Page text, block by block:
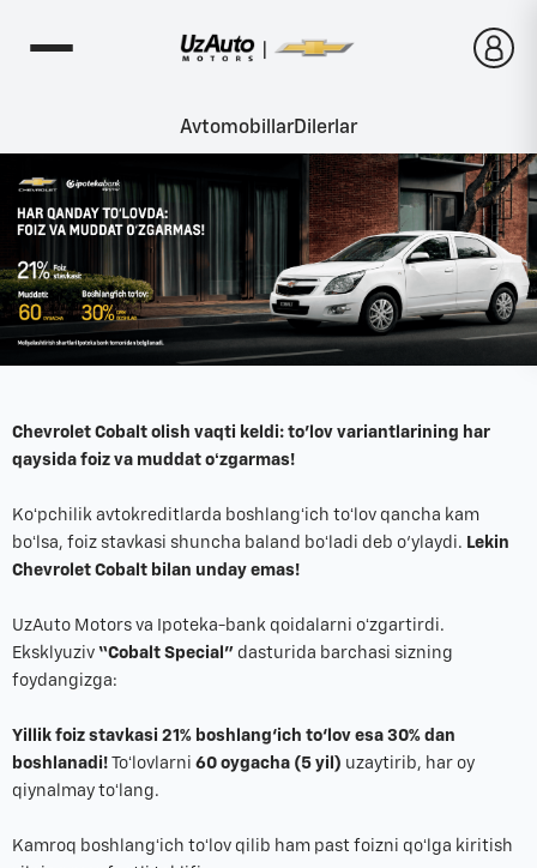
AvtomobillarDilerlar
Chevrolet Cobalt olish vaqti keldi: to'lov variantlarining har
qaysida foiz va muddat oʻzgarmas!
Koʻpchilik avtokreditlarda boshlangʻich toʻlov qancha kam
boʻlsa, foiz stavkasi shuncha baland boʻladi deb o‘ylaydi. Lekin
Chevrolet Cobalt bilan unday emas!
UzAuto Motors va Ipoteka-bank qoidalarni oʻzgartirdi.
Eksklyuziv “Cobalt Special” dasturida barchasi sizning
foydangizga:
Yillik foiz stavkasi 21% boshlang‘ich to‘lov esa 30% dan
boshlanadi!
Toʻlovlarni 60 oygacha (5 yil) uzaytirib, har oy
qiynalmay toʻlang.
Kamroq boshlangʻich toʻlov qilib ham past foizni qoʻlga kiritish